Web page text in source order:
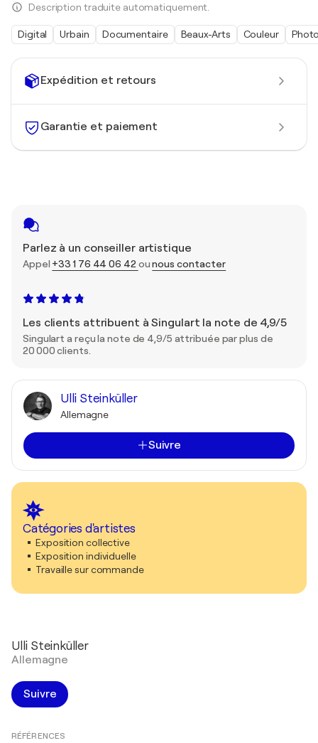
Expédition et retours
Garantie et paiement
Parlez à un conseiller artistique
Appel +33 1 76 44 06 42 ounous contacter
Les clients attribuent à Singulart la note de 4,9/5
Singulart a reçu la note de 4,9/5 attribuée par plus de
20 000 clients.
Ulli Steinküller
Allemagne
Suivre
Catégories d'artistes
Exposition collective
Exposition individuelle
Travaille sur commande
Description traduite automatiquement.
Digital Urbain Documentaire Beaux-Arts Couleur
Ulli Steinküller
Allemagne
Suivre
RÉFÉRENCES